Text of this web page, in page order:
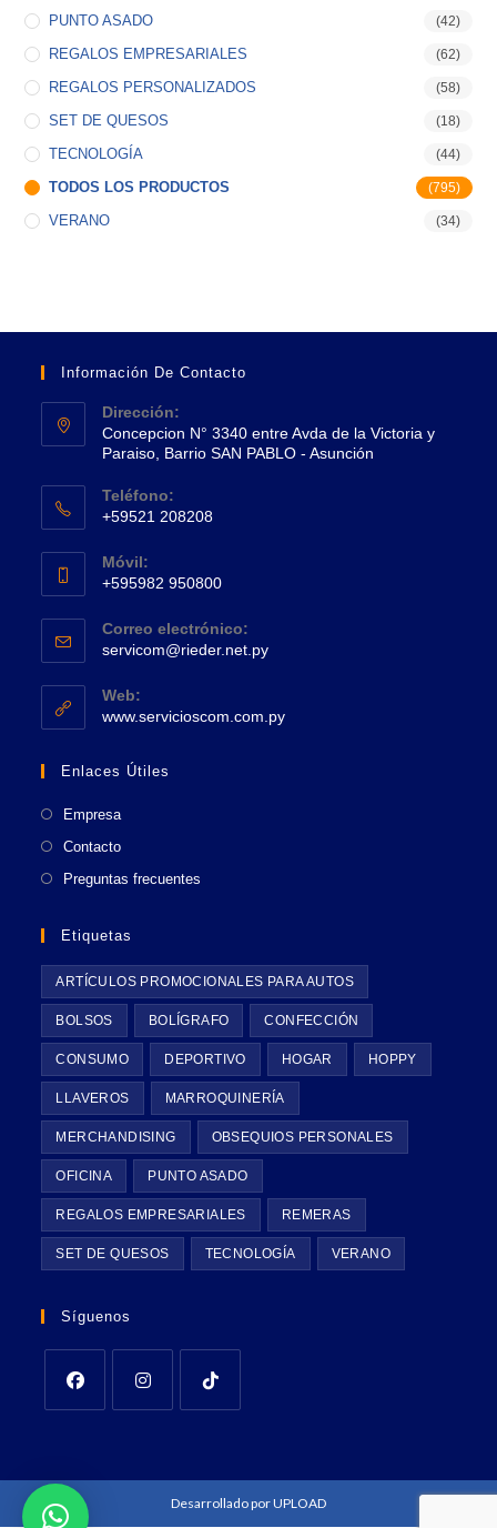
PUNTO ASADO (42)
REGALOS EMPRESARIALES (62)
REGALOS PERSONALIZADOS (58)
SET DE QUESOS (18)
TECNOLOGÍA (44)
TODOS LOS PRODUCTOS (795)
VERANO (34)
Información De Contacto
Dirección:
Concepcion N° 3340 entre Avda de la Victoria y
Paraiso, Barrio SAN PABLO - Asunción
abre
una
nueva
Teléfono:
+59521 208208
abre
en
tu
aplicación
Móvil:
+595982 950800
abre
en
tu
aplicación
Correo electrónico:
servicom@rieder.net.pySe
aplicación
Web:
www.servicioscom.com.pySe
Enlaces Útiles
Empresa
Contacto
Preguntas frecuentes
Etiquetas
ARTÍCULOS PROMOCIONALES PARA AUTOS
BOLSOS BOLÍGRAFO CONFECCIÓN
CONSUMO DEPORTIVO HOGAR HOPPY
LLAVEROS MARROQUINERÍA
MERCHANDISING OBSEQUIOS PERSONALES
OFICINA PUNTO ASADO
REGALOS EMPRESARIALES REMERAS
SET DE QUESOS TECNOLOGÍA VERANO
Síguenos
Desarrollado porUPLOAD